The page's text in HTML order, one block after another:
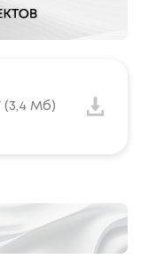
(3,4 Мб)